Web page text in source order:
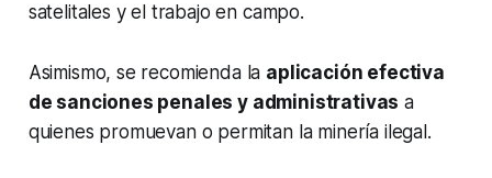
satelitales y el trabajo en campo.
Asimismo, se recomienda la aplicación efectiva
de sanciones penales y administrativas a
quienes promuevan o permitan la minería ilegal.